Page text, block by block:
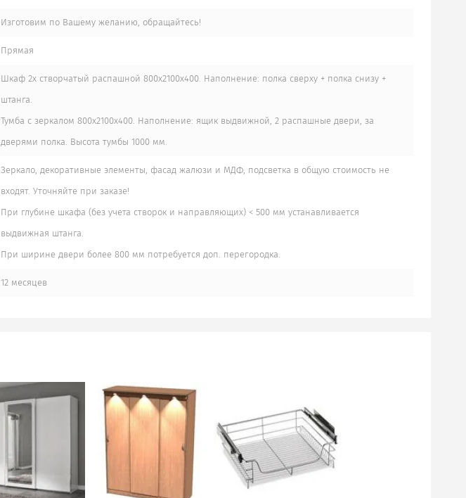
Изготовим по Вашему желанию, обращайтесь!
Прямая
Шкаф 2х створчатый распашной 800х2100х400. Наполнение: полка сверху + полка снизу +
штанга.
Тумба с зеркалом 800х2100х400. Наполнение: ящик выдвижной, 2 распашные двери, за
дверями полка. Высота тумбы 1000 мм.
Зеркало, декоративные элементы, фасад жалюзи и МДФ, подсветка в общую стоимость не
входят. Уточняйте при заказе!
При глубине шкафа (без учета створок и направляющих) < 500 мм устанавливается
выдвижная штанга.
При ширине двери более 800 мм потребуется доп. перегородка.
12 месяцев